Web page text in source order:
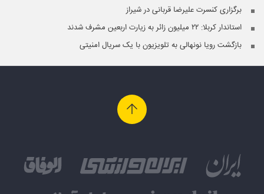
برگزاری کنسرت علیرضا قربانی در شیراز
استاندار کربلا: ۲۲ میلیون زائر به زیارت اربعین مشرف شدند
بازگشت رویا نونهالی به تلویزیون با یک سریال امنیتی